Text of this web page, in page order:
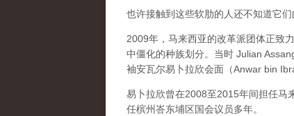
也许接触到这些软肋的人还不知道它
2009年，马来西亚的改革派团体正致
中僵化的种族划分。当时 Julian
袖安瓦尔易卜拉欣会面（Anwar bin
易卜拉欣曾在2008至2015年间担任马
任槟州峇东埔区国会议员多年。